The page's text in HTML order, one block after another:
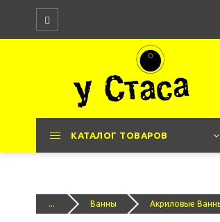
КАТАЛОГ ТОВАРОВ
... Ванны Акриловые